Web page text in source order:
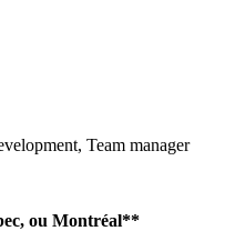
Team manager
ou Montréal**